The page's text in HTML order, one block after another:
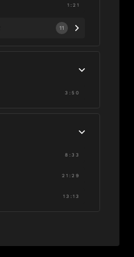
1:21
11
3:50
8:33
21:29
13:13